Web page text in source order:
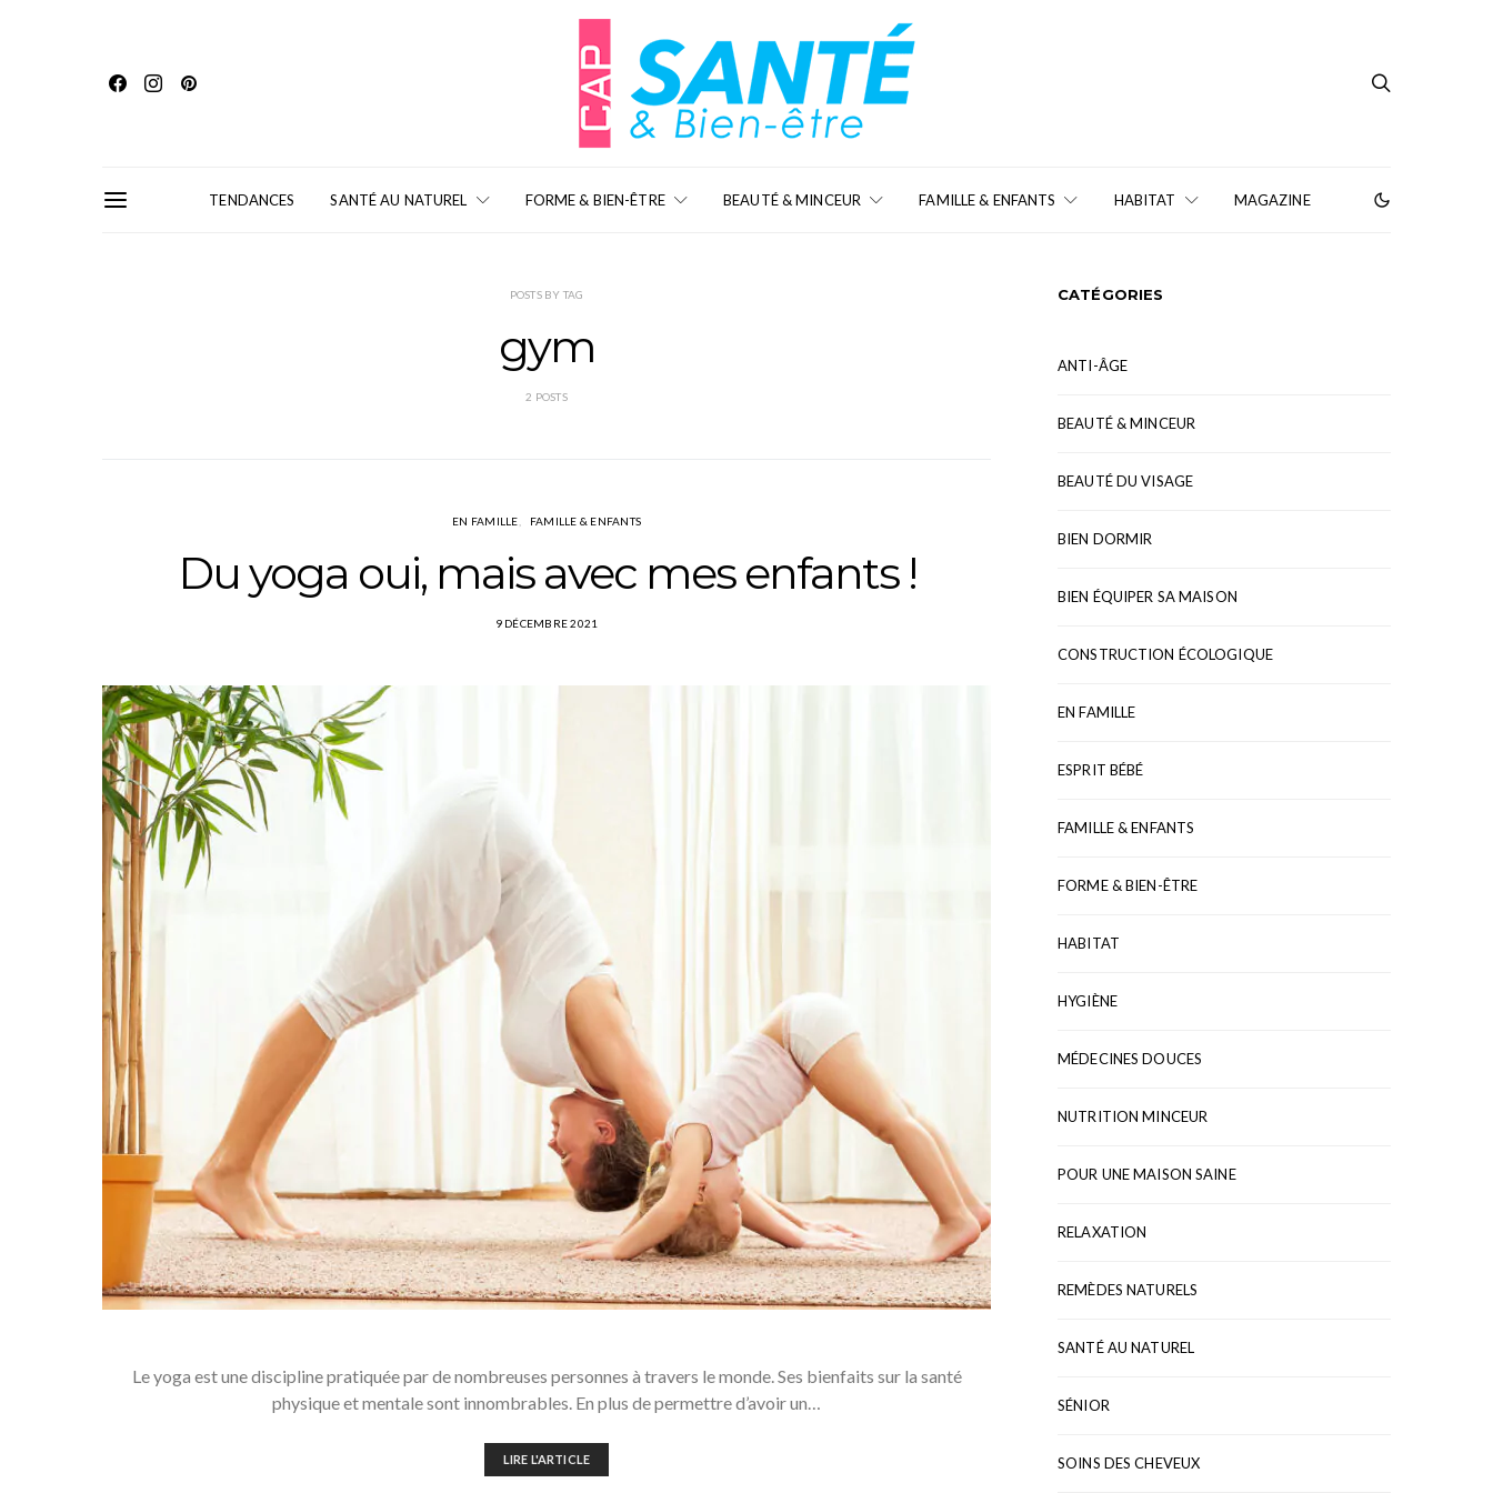
TENDANCES SANTÉ AU NATUREL FORME & BIEN-ÊTRE BEAUTÉ & MINCEUR FAMILLE & ENFANTS HABITAT MAGAZINE
POSTS BY TAG
gym
2 POSTS
EN FAMILLE FAMILLE & ENFANTS
Du yoga oui, mais avec mes enfants !
9 DÉCEMBRE 2021
Le yoga est une discipline pratiquée par de nombreuses personnes à travers le monde. Ses bienfaits sur la santé
physique et mentale sont innombrables. En plus de permettre d’avoir un…
LIRE L'ARTICLE
CATÉGORIES
ANTI-ÂGE
BEAUTÉ & MINCEUR
BEAUTÉ DU VISAGE
BIEN DORMIR
BIEN ÉQUIPER SA MAISON
CONSTRUCTION ÉCOLOGIQUE
EN FAMILLE
ESPRIT BÉBÉ
FAMILLE & ENFANTS
FORME & BIEN-ÊTRE
HABITAT
HYGIÈNE
MÉDECINES DOUCES
NUTRITION MINCEUR
POUR UNE MAISON SAINE
RELAXATION
REMÈDES NATURELS
SANTÉ AU NATUREL
SÉNIOR
SOINS DES CHEVEUX